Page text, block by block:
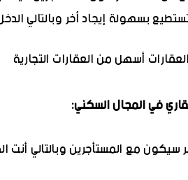
بسهولة إيجاد أخر وبالتالي
أسهل من العقارات التجارية
في المجال السكني:
سيكون مع المستأجرين وبالتالي